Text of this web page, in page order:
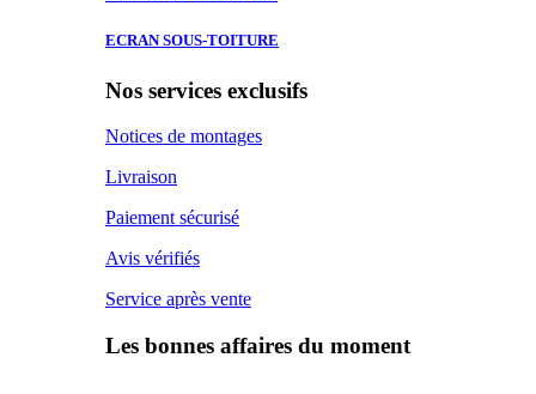
ECRAN SOUS-TOITURE
Nos services exclusifs
Notices de montages
Livraison
Paiement sécurisé
Avis vérifiés
Service après vente
Les bonnes affaires du moment